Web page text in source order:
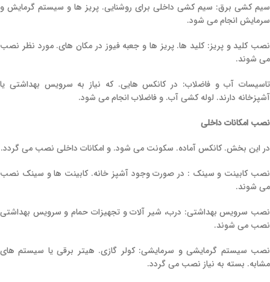
سیم‌ کشی برق: سیم‌ کشی داخلی برای روشنایی. پریز ها و سیستم گرمایش و
سرمایش انجام می‌ شود.
نصب کلید و پریز: کلید ها. پریز ها و جعبه فیوز در مکان‌ های. مورد نظر نصب
می‌ شوند.
تاسیسات آب و فاضلاب: در کانکس‌ هایی. که نیاز به سرویس بهداشتی یا
آشپزخانه دارند. لوله‌ کشی آب. و فاضلاب انجام می‌ شود.
نصب امکانات داخلی
در این بخش. کانکس آماده. سکونت می‌ شود. و امکانات داخلی نصب می‌ گردد.
نصب کابینت و سینک : در صورت وجود آشپز خانه. کابینت‌ ها و سینک نصب
می‌ شوند.
نصب سرویس بهداشتی: درب، شیر آلات و تجهیزات حمام و سرویس بهداشتی
نصب می‌ شوند.
نصب سیستم گرمایشی و سرمایشی: کولر گازی. هیتر برقی یا سیستم‌ های
مشابه. بسته به نیاز نصب می‌ گردد.